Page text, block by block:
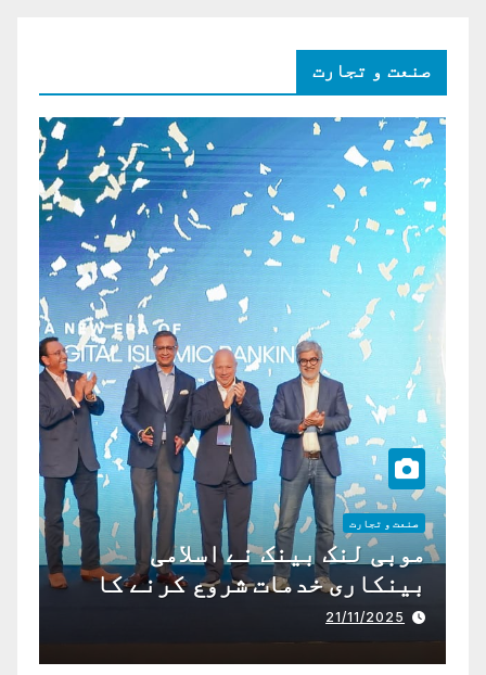
صنعت و تجارت
صنعت و تجارت
موبی لنک بینک نے اسلامی
بینکاری خدمات شروع کرنے کا
اعلان کیا ہے،
21/11/2025